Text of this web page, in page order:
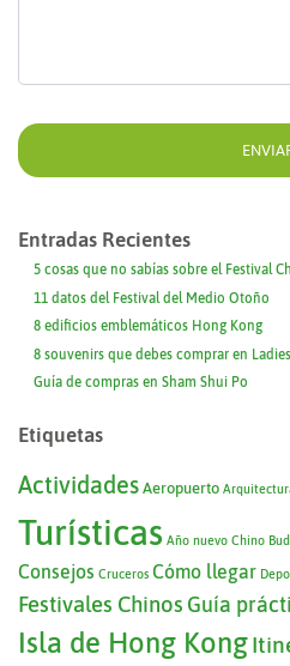
Entradas Recientes
5 cosas que no sabías sobre el Festival
11 datos del Festival del Medio Otoño
8 edificios emblemáticos Hong Kong
8 souvenirs que debes comprar en
Guía de compras en Sham Shui Po
Etiquetas
Actividades Aeropuerto
Turísticas Año nuevo Chino
Consejos Cruceros Cómo llegar
Festivales Chinos Guía
Isla de Hong Kong